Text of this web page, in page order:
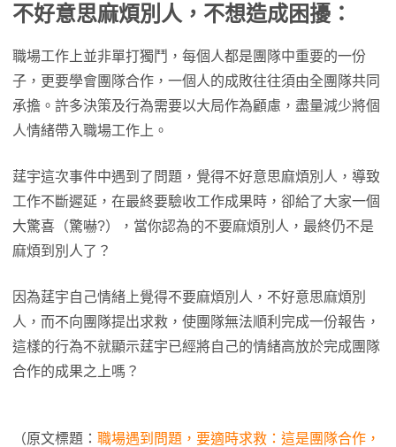
不好意思麻煩別人，不想造成困擾：
職場工作上並非單打獨鬥，每個人都是團隊中重要的一份
子，更要學會團隊合作，一個人的成敗往往須由全團隊共同
承擔。許多決策及行為需要以大局作為顧慮，盡量減少將個
人情緒帶入職場工作上。
莛宇這次事件中遇到了問題，覺得不好意思麻煩別人，導致
工作不斷遲延，在最終要驗收工作成果時，卻給了大家一個
大驚喜（驚嚇?），當你認為的不要麻煩別人，最終仍不是
麻煩到別人了？
因為莛宇自己情緒上覺得不要麻煩別人，不好意思麻煩別
人，而不向團隊提出求救，使團隊無法順利完成一份報告，
這樣的行為不就顯示莛宇已經將自己的情緒高放於完成團隊
合作的成果之上嗎？
（原文標題： 職場遇到問題，要適時求救：這是團隊合作，